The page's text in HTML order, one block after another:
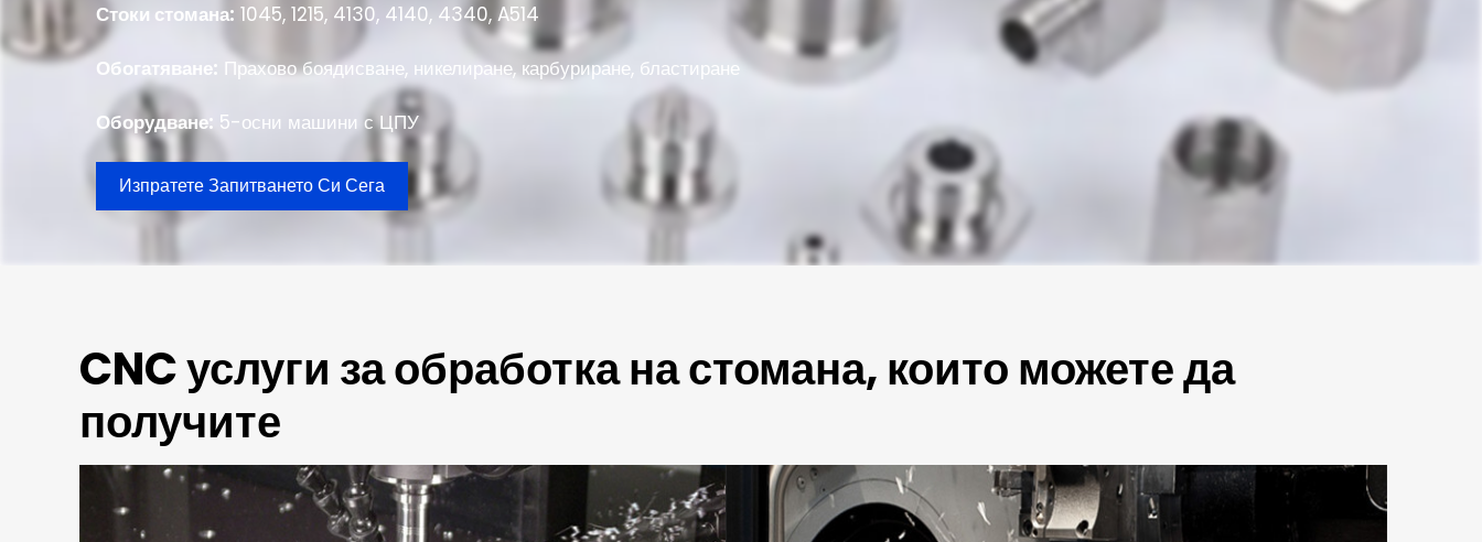
Стоки стомана: 1045, 1215, 4130, 4140, 4340, A514
Обогатяване: Прахово боядисване, никелиране, карбуриране, бластиране
Оборудване: 5-осни машини с ЦПУ
Изпратете Запитването Си Сега
CNC услуги за обработка на стомана, които можете да
получите